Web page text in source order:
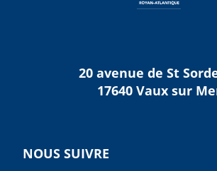
20 avenue de St
17640 Vaux sur
NOUS SUIVRE